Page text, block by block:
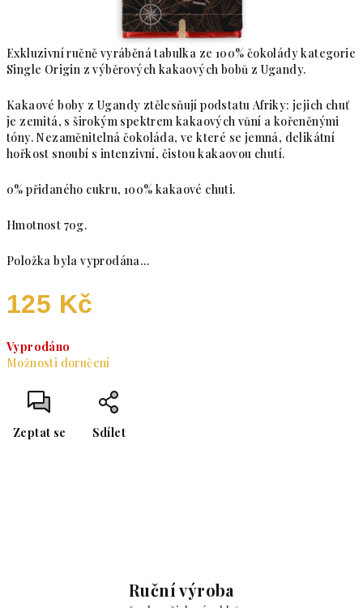
Exkluzivní ručně vyráběná tabulka ze 100% čokolády kategorie
Single Origin z výběrových kakaových bobů z Ugandy.
Kakaové boby z Ugandy ztělesňují podstatu Afriky: jejich chuť
je zemitá, s širokým spektrem kakaových vůní a kořeněnými
tóny. Nezaměnitelná čokoláda, ve které se jemná, delikátní
hořkost snoubí s intenzivní, čistou kakaovou chutí.
0% přidaného cukru, 100% kakaové chuti.
Hmotnost 70g.
Položka byla vyprodána…
125 Kč
Vyprodáno
Možnosti doručení
Zeptat se Sdílet
Ruční výroba